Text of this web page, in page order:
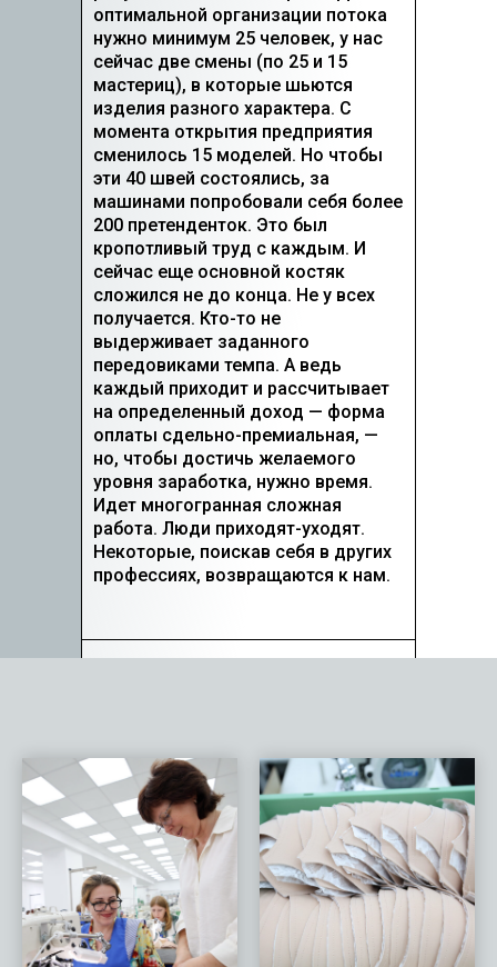
оптимальной организации потока
нужно минимум 25 человек, у нас
сейчас две смены (по 25 и 15
мастериц), в которые шьются
изделия разного характера. С
момента открытия предприятия
сменилось 15 моделей. Но чтобы
эти 40 швей состоялись, за
машинами попробовали себя более
200 претенденток. Это был
кропотливый труд с каждым. И
сейчас еще основной костяк
сложился не до конца. Не у всех
получается. Кто-то не
выдерживает заданного
передовиками темпа. А ведь
каждый приходит и рассчитывает
на определенный доход — форма
оплаты сдельно-­премиальная, —
но, чтобы достичь желаемого
уровня заработка, нужно время.
Идет многогранная сложная
работа. Люди приходят-­уходят.
Некоторые, поискав себя в других
профессиях, возвращаются к нам.